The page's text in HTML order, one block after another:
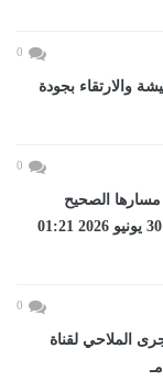
0
والارتقاء بجودة
0
إلى مسارها الصحيح
ورسخت دعائم الاستقرار...اليوم الثلاثاء، 30 يونيو 2026 01:21
0
الملاحي لقناة